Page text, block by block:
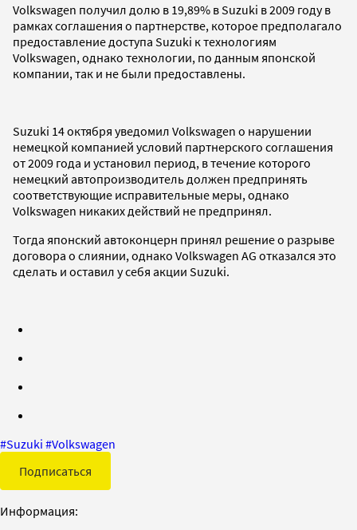
Volkswagen получил долю в 19,89% в Suzuki в 2009 году в
рамках соглашения о партнерстве, которое предполагало
предоставление доступа Suzuki к технологиям
Volkswagen, однако технологии, по данным японской
компании, так и не были предоставлены.
Suzuki 14 октября уведомил Volkswagen о нарушении
немецкой компанией условий партнерского соглашения
от 2009 года и установил период, в течение которого
немецкий автопроизводитель должен предпринять
соответствующие исправительные меры, однако
Volkswagen никаких действий не предпринял.
Тогда японский автоконцерн принял решение о разрыве
договора о слиянии, однако Volkswagen AG отказался это
сделать и оставил у себя акции Suzuki.
#Suzuki #Volkswagen
Подписаться
Информация: